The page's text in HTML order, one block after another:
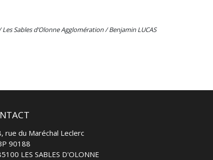
Sables d’Olonne Agglomération / Benjamin LUCAS
rue du Maréchal Leclerc
90188
LES SABLES D'OLONNE